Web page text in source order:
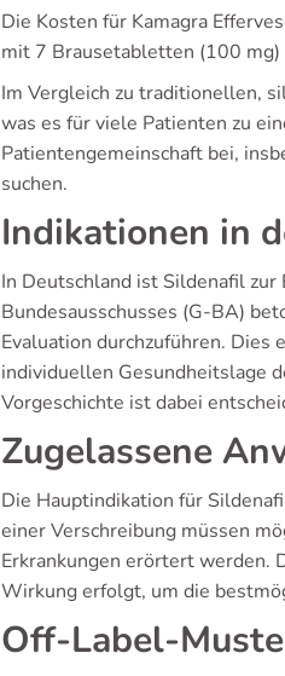
Die Kosten für Kamagra
mit 7 Brausetabletten (100
Im Vergleich zu traditionellen,
was es für viele Patienten zu
Patientengemeinschaft bei,
suchen.
Indikationen in
In Deutschland ist Sildenafil
Bundesausschusses (G-BA)
Evaluation durchzuführen. Dies
individuellen Gesundheitslage
Vorgeschichte ist dabei
Zugelassene
Die Hauptindikation für
einer Verschreibung müssen
Erkrankungen erörtert werden.
Wirkung erfolgt, um die
Off-Label-